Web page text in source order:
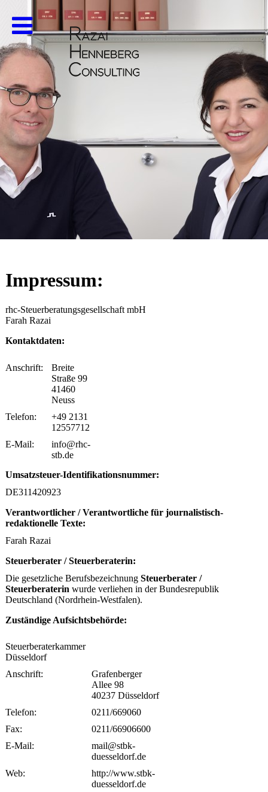
Impressum:
rhc-Steuerberatungsgesellschaft mbH
Farah Razai
Kontaktdaten:
Anschrift:
Breite
Straße 99
41460
Neuss
Telefon:
+49 2131
12557712
E-Mail:
info@rhc-
stb.de
Umsatzsteuer-Identifikationsnummer:
DE311420923
Verantwortlicher / Verantwortliche für journalistisch-
redaktionelle Texte:
Farah Razai
Steuerberater / Steuerberaterin:
Die gesetzliche Berufsbezeichnung Steuerberater /
Steuerberaterin wurde verliehen in der Bundesrepublik
Deutschland (Nordrhein-Westfalen).
Zuständige Aufsichtsbehörde:
Steuerberaterkammer
Düsseldorf
Anschrift:
Grafenberger
Allee 98
40237 Düsseldorf
Telefon:
0211/669060
Fax:
0211/66906600
E-Mail:
mail@stbk-
duesseldorf.de
Web:
http://www.stbk-
duesseldorf.de